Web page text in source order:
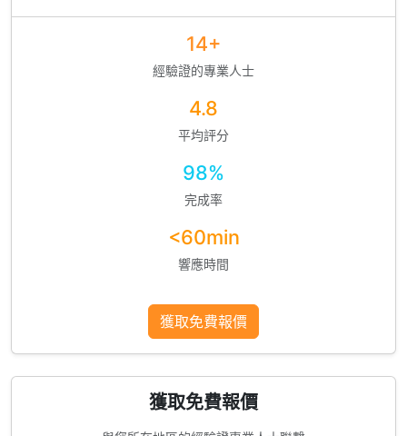
14+
經驗證的專業人士
4.8
平均評分
98%
完成率
<60min
響應時間
獲取免費報價
獲取免費報價